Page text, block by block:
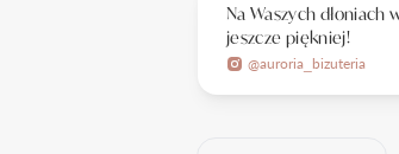
Na Waszych dłoniach
jeszcze piękniej!
@auroria_bizuteria